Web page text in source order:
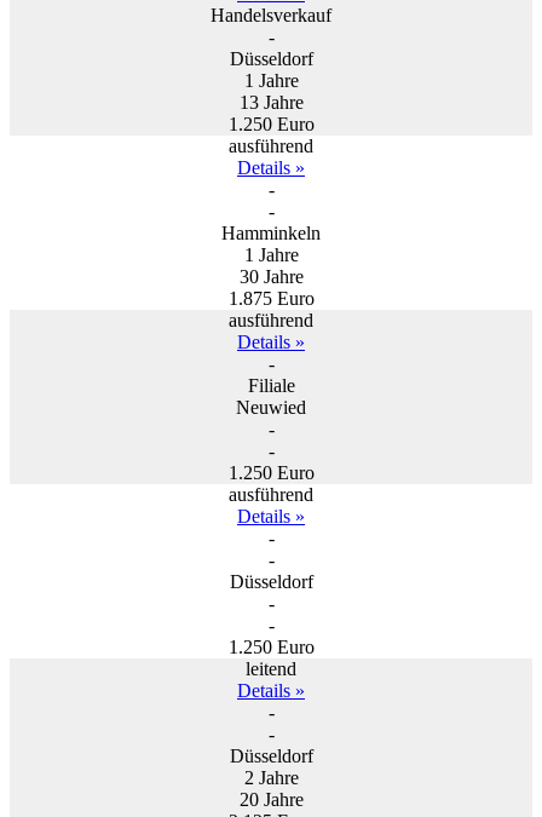
Handelsverkauf
-
Düsseldorf
1 Jahre
13 Jahre
1.250 Euro
ausführend
Details »
-
-
Hamminkeln
1 Jahre
30 Jahre
1.875 Euro
ausführend
Details »
-
Filiale
Neuwied
-
-
1.250 Euro
ausführend
Details »
-
-
Düsseldorf
-
-
1.250 Euro
leitend
Details »
-
-
Düsseldorf
2 Jahre
20 Jahre